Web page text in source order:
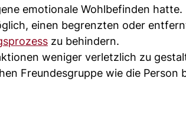
emotionale Wohlbefinden hatte.
einen begrenzten oder
zu behindern.
weniger verletzlich zu
Freundesgruppe wie die Person